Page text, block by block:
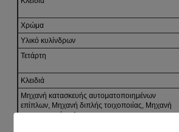
Χρώμα
Υλικό κυλίνδρων
Τετάρτη
Κλειδιά
Μηχανή κατασκευής αυτοματοποιημένων
επίπλων, Μηχανή διπλής τοιχοποιίας, Μηχανή
σχηματισμού ρολ